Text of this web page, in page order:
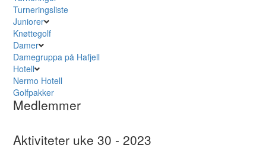
Turneringsliste
Juniorer
Knøttegolf
Damer
Damegruppa på Hafjell
Hotell
Nermo Hotell
Golfpakker
Medlemmer
Aktiviteter uke 30 - 2023